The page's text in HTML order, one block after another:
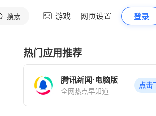
搜索 游戏 网页设置 登录
热门应用推荐
腾讯新闻·电脑版
全网热点早知道
点击